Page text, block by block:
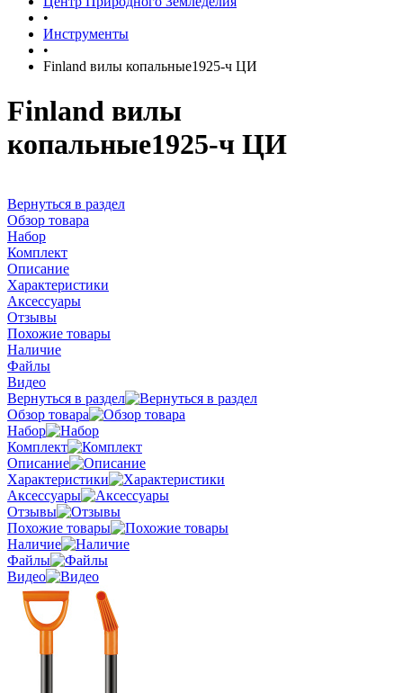
•
Инструменты
•
Finland вилы копальные1925-ч ЦИ
Finland вилы
копальные1925-ч ЦИ
Вернуться в раздел
Обзор товара
Набор
Комплект
Описание
Характеристики
Аксессуары
Отзывы
Похожие товары
Наличие
Файлы
Видео
Вернуться в раздел
Обзор товара
Набор
Комплект
Описание
Характеристики
Аксессуары
Отзывы
Похожие товары
Наличие
Файлы
Видео